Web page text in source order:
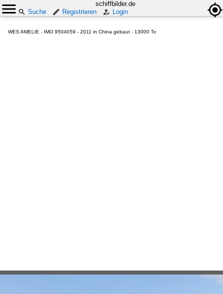
schiffbilder.de
Suche
Registrieren Login
WES AMELIE - IMO 9504059 - 2011 in China gebaut - 13000 To